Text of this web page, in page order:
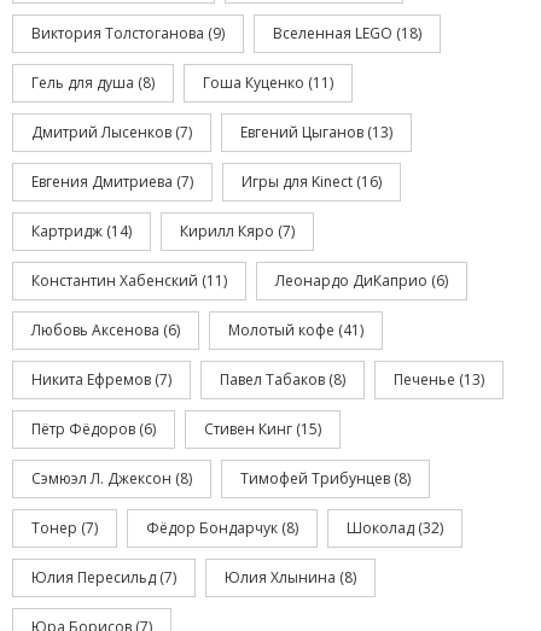
Виктория Толстоганова (9) Вселенная LEGO (18)
Гель для душа (8) Гоша Куценко (11)
Дмитрий Лысенков (7) Евгений Цыганов (13)
Евгения Дмитриева (7) Игры для Kinect (16)
Картридж (14) Кирилл Кяро (7)
Константин Хабенский (11) Леонардо ДиКаприо (6)
Любовь Аксенова (6) Молотый кофе (41)
Никита Ефремов (7) Павел Табаков (8) Печенье (13)
Пётр Фёдоров (6) Стивен Кинг (15)
Сэмюэл Л. Джексон (8) Тимофей Трибунцев (8)
Тонер (7) Фёдор Бондарчук (8) Шоколад (32)
Юлия Пересильд (7) Юлия Хлынина (8)
Юра Борисов (7)